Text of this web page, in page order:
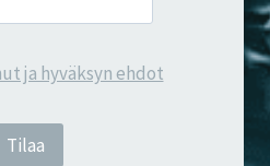
ja hyväksyn ehdot